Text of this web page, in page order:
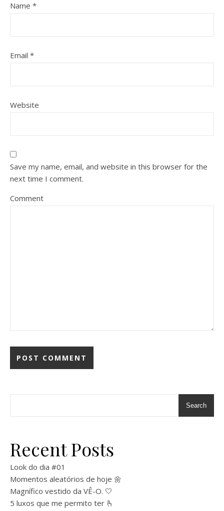
Name *
Email *
Website
Save my name, email, and website in this browser for the
next time I comment.
Comment
Search
Recent Posts
Look do dia #01
Momentos aleatórios de hoje 🌼
Magnífico vestido da VÊ-O. 🤍
5 luxos que me permito ter 🫰